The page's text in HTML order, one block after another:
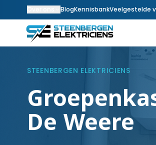
BlogKennisbankVeelgestelde
STEENBERGEN ELEKTRICIENS
De Weere